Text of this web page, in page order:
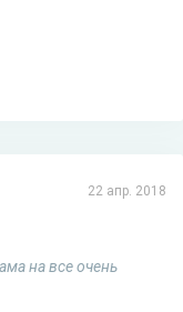
22 апр. 2018
на все очень